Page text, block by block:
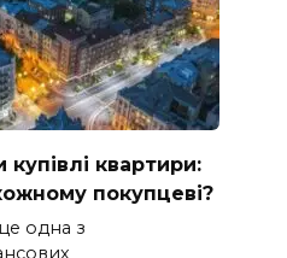
квартири:
покупцеві?
одна з